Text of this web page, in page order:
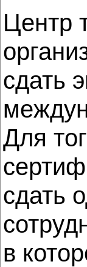
Центр
сдать
Для
сдать
в